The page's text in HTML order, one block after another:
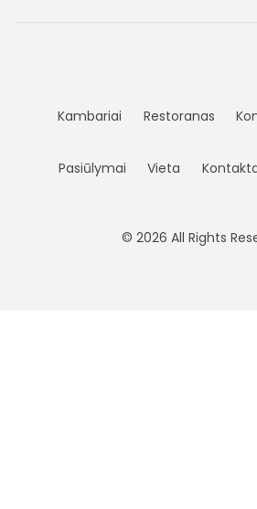
Kambariai Restoranas
Pasiūlymai Vieta
© 2026 All Rights